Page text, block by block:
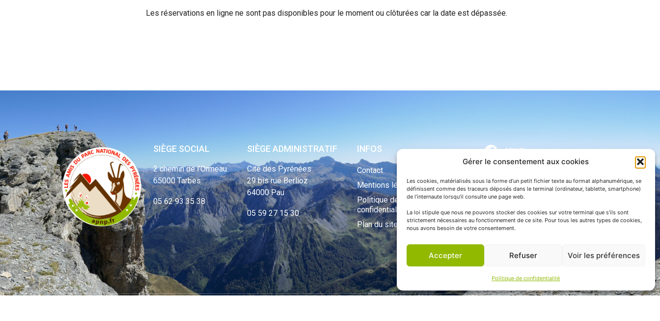
Gérer le consentement aux cookies
Les cookies, matérialisés sous la forme d’un petit fichier texte au format alphanumérique, se
définissent comme des traceurs déposés dans le terminal (ordinateur, tablette, smartphone)
de l’internaute lorsqu’il consulte une page web.
La loi stipule que nous ne pouvons stocker des cookies sur votre terminal que s’ils sont
strictement nécessaires au fonctionnement de ce site. Pour tous les autres types de cookies,
nous avons besoin de votre consentement.
Accepter Refuser Voir les préférences
Politique de confidentialité
Les réservations en ligne ne sont pas disponibles pour le moment ou clôturées car la date est dépassée.
SIÈGE SOCIAL
2 chemin de l’Ormeau
65000 Tarbes
05 62 93 35 38
SIÈGE ADMINISTRATIF
Cité des Pyrénées
29 bis rue Berlioz
64000 Pau
05 59 27 15 30
INFOS
Contact
Mentions légales
Politique de
confidentialité
Plan du site
APNP
Parc national des Pyrénées